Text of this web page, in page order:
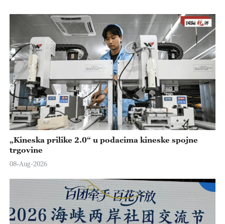
„Kineska prilike 2.0“ u podacima kineske spojne
trgovine
08-Aug-2026